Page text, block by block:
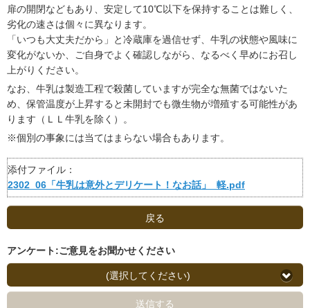
扉の開閉などもあり、安定して10℃以下を保持することは難しく、
劣化の速さは個々に異なります。
「いつも大丈夫だから」と冷蔵庫を過信せず、牛乳の状態や風味に
変化がないか、ご自身でよく確認しながら、なるべく早めにお召し
上がりください。
なお、牛乳は製造工程で殺菌していますが完全な無菌ではないた
め、保管温度が上昇すると未開封でも微生物が増殖する可能性があ
ります（ＬＬ牛乳を除く）。
※個別の事象には当てはまらない場合もあります。
添付ファイル：
2302_06「牛乳は意外とデリケート！なお話」_軽.pdf
戻る
アンケート:ご意見をお聞かせください
(選択してください)
送信する